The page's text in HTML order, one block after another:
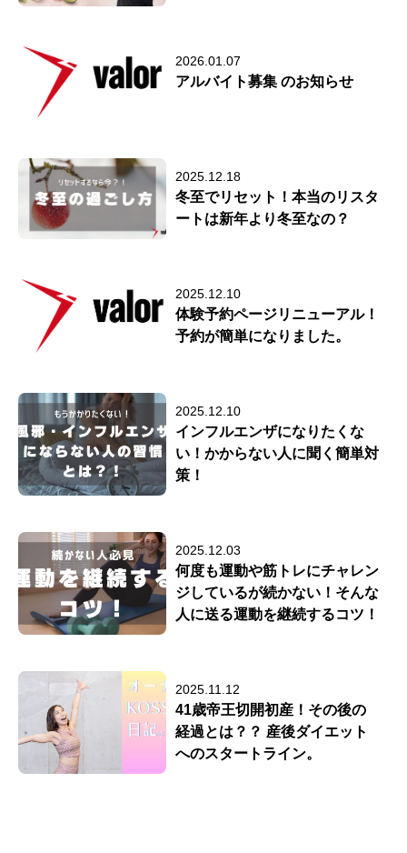
2026.01.07
アルバイト募集 のお知らせ
2025.12.18
冬至でリセット！本当のリスタ
ートは新年より冬至なの？
2025.12.10
体験予約ページリニューアル！
予約が簡単になりました。
2025.12.10
インフルエンザになりたくな
い！かからない人に聞く簡単対
策！
2025.12.03
何度も運動や筋トレにチャレン
ジしているが続かない！そんな
人に送る運動を継続するコツ！
2025.11.12
41歳帝王切開初産！その後の
経過とは？？ 産後ダイエット
へのスタートライン。